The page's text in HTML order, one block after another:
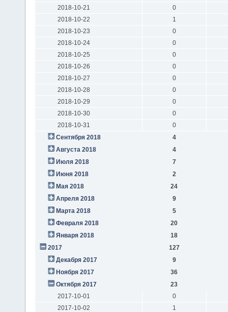
2018-10-21
0
2018-10-22
1
2018-10-23
0
2018-10-24
0
2018-10-25
0
2018-10-26
0
2018-10-27
0
2018-10-28
0
2018-10-29
0
2018-10-30
0
2018-10-31
0
Сентября 2018
4
Августа 2018
4
Июля 2018
7
Июня 2018
2
Мая 2018
24
Апреля 2018
9
Марта 2018
5
Февраля 2018
20
Января 2018
18
2017
127
Декабря 2017
9
Ноября 2017
36
Октября 2017
23
2017-10-01
0
2017-10-02
1